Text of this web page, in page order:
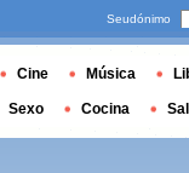
Seudónimo
Cine Música
Sexo Cocina